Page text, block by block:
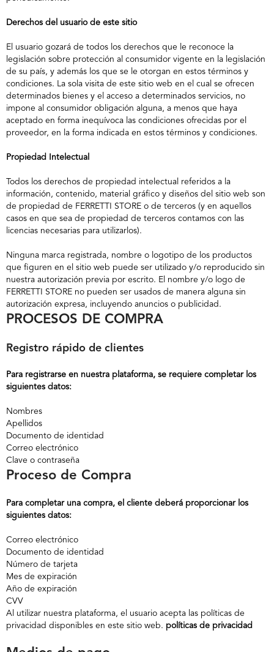
Derechos del usuario de este sitio
El usuario gozará de todos los derechos que le reconoce la
legislación sobre protección al consumidor vigente en la legislación
de su país, y además los que se le otorgan en estos términos y
condiciones. La sola visita de este sitio web en el cual se ofrecen
determinados bienes y el acceso a determinados servicios, no
impone al consumidor obligación alguna, a menos que haya
aceptado en forma inequívoca las condiciones ofrecidas por el
proveedor, en la forma indicada en estos términos y condiciones.
Propiedad Intelectual
Todos los derechos de propiedad intelectual referidos a la
información, contenido, material gráfico y diseños del sitio web son
de propiedad de FERRETTI STORE o de terceros (y en aquellos
casos en que sea de propiedad de terceros contamos con las
licencias necesarias para utilizarlos).
Ninguna marca registrada, nombre o logotipo de los productos
que figuren en el sitio web puede ser utilizado y/o reproducido sin
nuestra autorización previa por escrito. El nombre y/o logo de
FERRETTI STORE no pueden ser usados de manera alguna sin
autorización expresa, incluyendo anuncios o publicidad.
PROCESOS DE COMPRA
Registro rápido de clientes
Para registrarse en nuestra plataforma, se requiere completar los
siguientes datos:
Nombres
Apellidos
Documento de identidad
Correo electrónico
Clave o contraseña
Proceso de Compra
Para completar una compra, el cliente deberá proporcionar los
siguientes datos:
Correo electrónico
Documento de identidad
Número de tarjeta
Mes de expiración
Año de expiración
CVV
Al utilizar nuestra plataforma, el usuario acepta las políticas de
privacidad disponibles en este sitio web. políticas de privacidad